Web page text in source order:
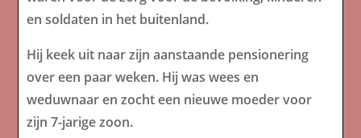
en soldaten in het buitenland.
Hij keek uit naar zijn aanstaande pensionering
over een paar weken. Hij was wees en
weduwnaar en zocht een nieuwe moeder voor
zijn 7-jarige zoon.